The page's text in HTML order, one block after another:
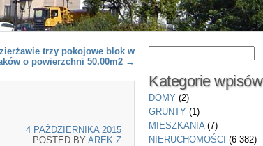
trzy pokojowe blok w
o powierzchni 50.00m2 →
4 PAŹDZIERNIKA 2015
POSTED BY AREK.Z
Kategorie wpisów
DOMY (2)
GRUNTY (1)
MIESZKANIA(7)
NIERUCHOMOŚCI (6 382)